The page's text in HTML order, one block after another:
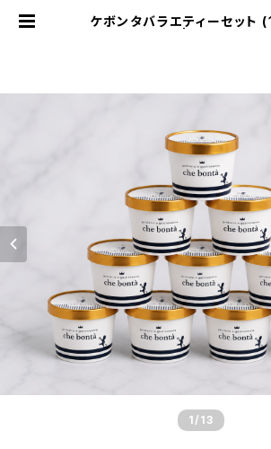
ケボンタバラエティーセット
1 /13